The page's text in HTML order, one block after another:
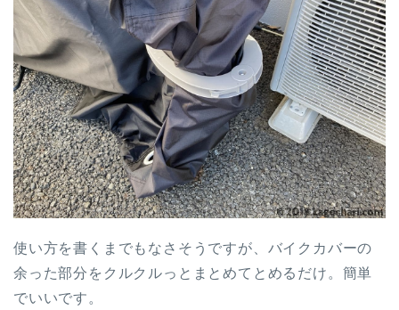
使い方を書くまでもなさそうですが、バイクカバーの
余った部分をクルクルっとまとめてとめるだけ。簡単
でいいです。